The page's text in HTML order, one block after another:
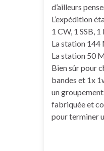
d’ailleurs
L’expédition
1 CW, 1 SSB,
La station 144
La station 50
Bien sûr pour
bandes et 1x
un
fabriquée et
pour terminer